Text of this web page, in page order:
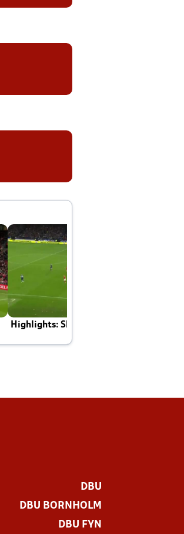
Highlights: Skotland - Danmark 4-2
DBU
DBU BORNHOLM
DBU FYN